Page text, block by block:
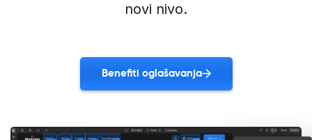
novi nivo.
Benefiti oglašavanja